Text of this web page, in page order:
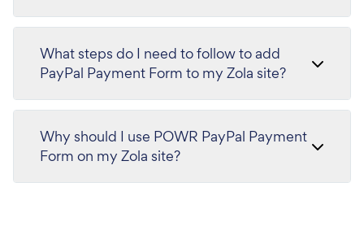
What steps do I need to follow to add
PayPal Payment Form to my Zola site?
Why should I use POWR PayPal Payment
Form on my Zola site?